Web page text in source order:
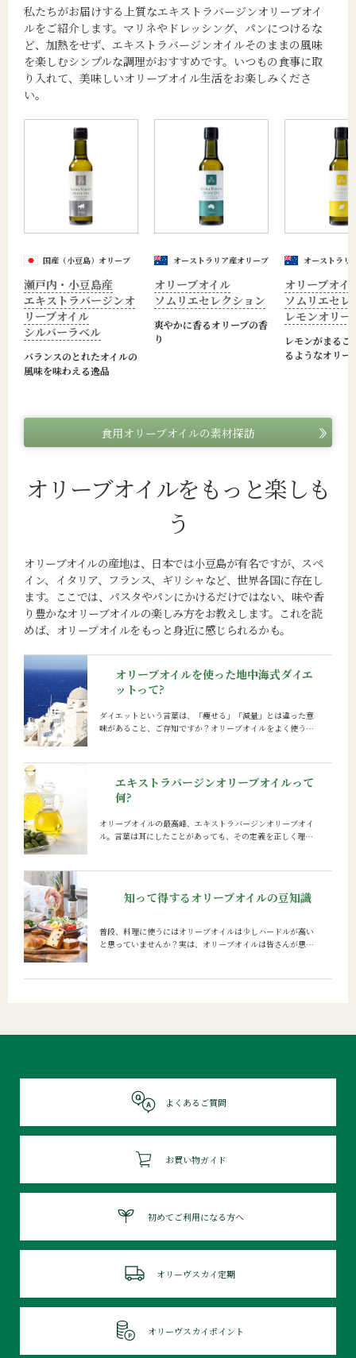
私たちがお届けする上質なエキストラバージンオリーブオイ
ルをご紹介します。マリネやドレッシング、パンにつけるな
ど、加熱をせず、エキストラバージンオイルそのままの風味
を楽しむシンプルな調理がおすすめです。いつもの食事に取
り入れて、美味しいオリーブオイル生活をお楽しみくださ
い。
国産（小豆島）オリーブ
瀬戸内・小豆島産
エキストラバージンオ
リーブオイル
シルバーラベル
バランスのとれたオイルの
風味を味わえる逸品
オーストラリア産オリーブ
オリーブオイル
ソムリエセレクション
爽やかに香るオリーブの香
り
オーストラリ
オリーブオイ
ソムリエセレ
レモンオリー
レモンがまるご
るようなオリー
食用オリーブオイルの素材探訪
オリーブオイルをもっと楽しも
う
オリーブオイルの産地は、日本では小豆島が有名ですが、スペ
イン、イタリア、フランス、ギリシャなど、世界各国に存在し
ます。ここでは、パスタやパンにかけるだけではない、味や香
り豊かなオリーブオイルの楽しみ方をお教えします。これを読
めば、オリーブオイルをもっと身近に感じられるかも。
オリーブオイルを使った地中海式ダイエ
ットって?
ダイエットという言葉は、「痩せる」「減量」とは違った意
味があること、ご存知ですか？オリーブオイルをよく使う料
エキストラバージンオリーブオイルって
何?
オリーブオイルの最高峰、エキストラバージンオリーブオイ
ル。言葉は耳にしたことがあっても、その定義を正しく理解
リーブオイルについて解説します。
知って得するオリーブオイルの豆知識
普段、料理に使うにはオリーブオイルは少しハードルが高い
と思っていませんか？実は、オリーブオイルは皆さんが思っ
よくあるご質問
お買い物ガイド
初めてご利用になる方へ
オリーヴスカイ定期
オリーヴスカイポイント